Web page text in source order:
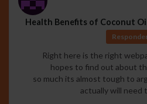
Health Benefits of Coconut
Right here is the right
hopes to find out about
so much its almost tough to
actually will need